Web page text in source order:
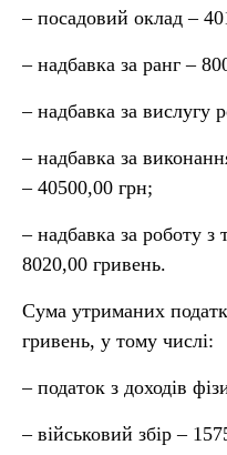
– посадовий оклад –
– надбавка за ранг –
– надбавка за вислугу
– надбавка за
– 40500,00 грн;
– надбавка за роботу
8020,00 гривень.
Сума утриманих
гривень, у тому числі:
– податок з доходів
– військовий збір –